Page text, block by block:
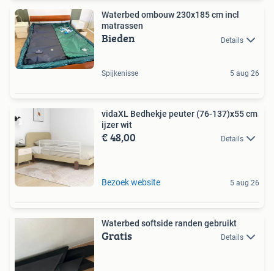
Waterbed ombouw 230x185 cm incl
matrassen
Bieden Details
Spijkenisse 5 aug 26
vidaXL Bedhekje peuter (76-137)x55 cm
ijzer wit
€ 48,00 Details
Bezoek website 5 aug 26
Waterbed softside randen gebruikt
Gratis Details